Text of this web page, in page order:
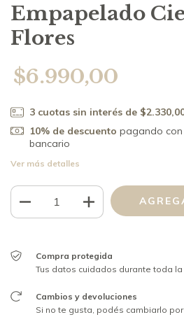
Empapelado
Flores
$6.990,00
3 cuotas sin interés de
10% de descuento pagando
bancario
Ver más detalles
Compra protegida
Tus datos cuidados durante toda la
Cambios y devoluciones
Si no te gusta, podés cambiarlo